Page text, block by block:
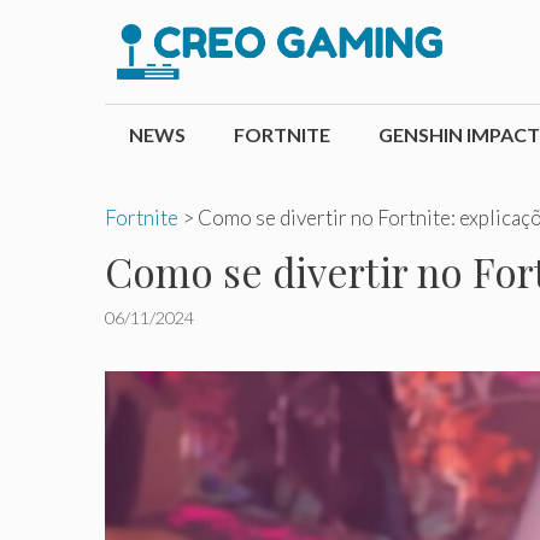
conteúdo
NEWS FORTNITE GENSHIN IMPACT
Fortnite > Como se divertir no Fortnite:
Como se divertir no
06/11/2024